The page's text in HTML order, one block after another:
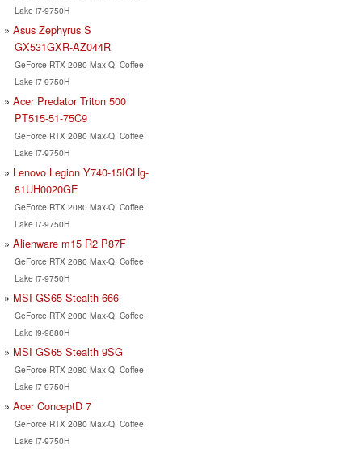
Lake i7-9750H
Asus Zephyrus S
GX531GXR-AZ044R
GeForce RTX 2080 Max-Q, Coffee
Lake i7-9750H
Acer Predator Triton 500
PT515-51-75C9
GeForce RTX 2080 Max-Q, Coffee
Lake i7-9750H
Lenovo Legion Y740-15ICHg-
81UH0020GE
GeForce RTX 2080 Max-Q, Coffee
Lake i7-9750H
Alienware m15 R2 P87F
GeForce RTX 2080 Max-Q, Coffee
Lake i7-9750H
MSI GS65 Stealth-666
GeForce RTX 2080 Max-Q, Coffee
Lake i9-9880H
MSI GS65 Stealth 9SG
GeForce RTX 2080 Max-Q, Coffee
Lake i7-9750H
Acer ConceptD 7
GeForce RTX 2080 Max-Q, Coffee
Lake i7-9750H